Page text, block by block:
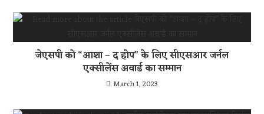
जेएसपी को “आशा – द होप” के लिए सीएसआर जर्नल
एक्सीलेंस अवार्ड का सम्मान
March 1, 2023